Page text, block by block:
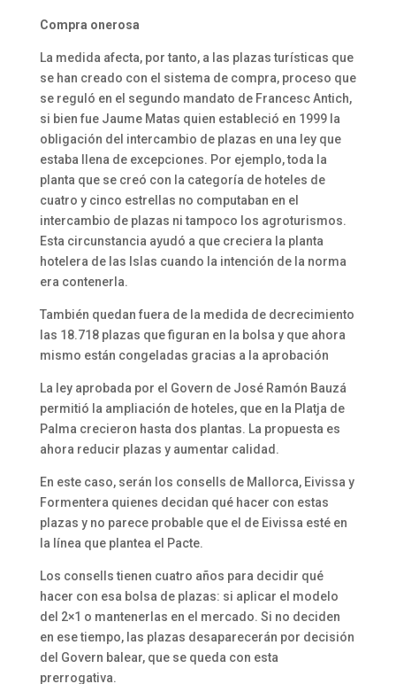
Compra onerosa
La medida afecta, por tanto, a las plazas turísticas que
se han creado con el sistema de compra, proceso que
se reguló en el segundo mandato de Francesc Antich,
si bien fue Jaume Matas quien estableció en 1999 la
obligación del intercambio de plazas en una ley que
estaba llena de excepciones. Por ejemplo, toda la
planta que se creó con la categoría de hoteles de
cuatro y cinco estrellas no computaban en el
intercambio de plazas ni tampoco los agroturismos.
Esta circunstancia ayudó a que creciera la planta
hotelera de las Islas cuando la intención de la norma
era contenerla.
También quedan fuera de la medida de decrecimiento
las 18.718 plazas que figuran en la bolsa y que ahora
mismo están congeladas gracias a la aprobación
La ley aprobada por el Govern de José Ramón Bauzá
permitió la ampliación de hoteles, que en la Platja de
Palma crecieron hasta dos plantas. La propuesta es
ahora reducir plazas y aumentar calidad.
En este caso, serán los consells de Mallorca, Eivissa y
Formentera quienes decidan qué hacer con estas
plazas y no parece probable que el de Eivissa esté en
la línea que plantea el Pacte.
Los consells tienen cuatro años para decidir qué
hacer con esa bolsa de plazas: si aplicar el modelo
del 2×1 o mantenerlas en el mercado. Si no deciden
en ese tiempo, las plazas desaparecerán por decisión
del Govern balear, que se queda con esta
prerrogativa.